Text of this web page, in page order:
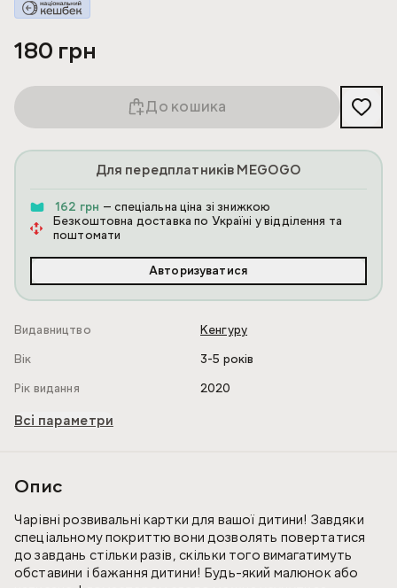
180 грн
До кошика
Для передплатників MEGOGO
162 грн — спеціальна ціна зі знижкою
Безкоштовна доставка по Україні у відділення та
поштомати
Авторизуватися
Видавництво
Кенгуру
Вік
3-5 років
Рік видання
2020
Всі параметри
Опис
Чарівні розвивальні картки для вашої дитини! Завдяки
спеціальному покриттю вони дозволять повертатися
до завдань стільки разів, скільки того вимагатимуть
обставини і бажання дитини! Будь-який малюнок або